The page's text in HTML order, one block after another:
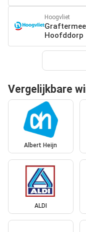
Hoogvliet
Hoofddorp
Vergelijkbare
Albert Heijn
ALDI